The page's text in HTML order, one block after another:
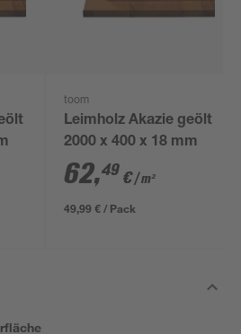
toom
Leimholz Akazie geölt
2000 x 400 x 18 mm
62,49 €/ m²
49,99 € / Pack